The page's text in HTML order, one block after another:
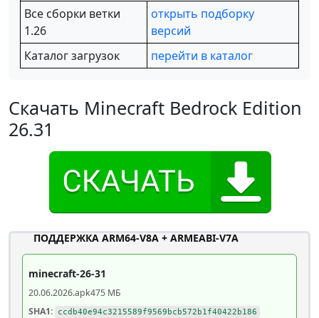
Все сборки ветки
1.26
открыть подборку
версий
Каталог загрузок
перейти в каталог
Скачать Minecraft Bedrock Edition
26.31
ПОДДЕРЖКА ARM64-V8A + ARMEABI-V7A
minecraft-26-31
20.06.2026.apk475 МБ
SHA1:
ccdb40e94c3215589f9569bcb572b1f40422b186